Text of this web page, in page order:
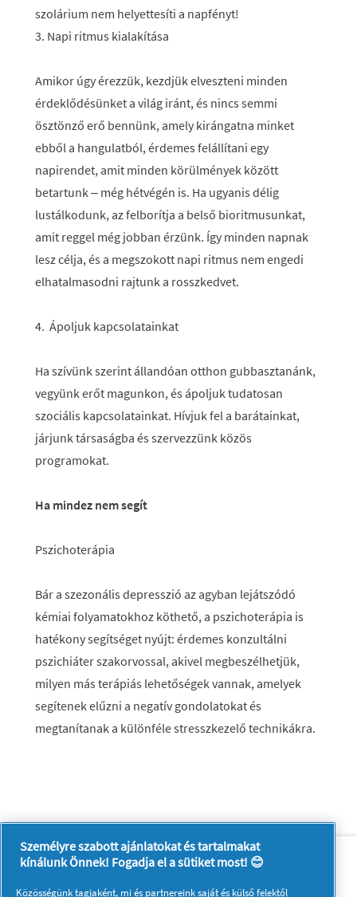
szolárium nem helyettesíti a napfényt!
3. Napi ritmus kialakítása
Amikor úgy érezzük, kezdjük elveszteni minden
érdeklődésünket a világ iránt, és nincs semmi
ösztönző erő bennünk, amely kirángatna minket
ebből a hangulatból, érdemes felállítani egy
napirendet, amit minden körülmények között
betartunk – még hétvégén is. Ha ugyanis délig
lustálkodunk, az felborítja a belső bioritmusunkat,
amit reggel még jobban érzünk. Így minden napnak
lesz célja, és a megszokott napi ritmus nem engedi
elhatalmasodni rajtunk a rosszkedvet.
4. Ápoljuk kapcsolatainkat
Ha szívünk szerint állandóan otthon gubbasztanánk,
vegyünk erőt magunkon, és ápoljuk tudatosan
szociális kapcsolatainkat. Hívjuk fel a barátainkat,
járjunk társaságba és szervezzünk közös
programokat.
Ha mindez nem segít
Pszichoterápia
Bár a szezonális depresszió az agyban lejátszódó
kémiai folyamatokhoz köthető, a pszichoterápia is
hatékony segítséget nyújt: érdemes konzultálni
pszichiáter szakorvossal, akivel megbeszélhetjük,
milyen más terápiás lehetőségek vannak, amelyek
segítenek elűzni a negatív gondolatokat és
megtanítanak a különféle stresszkezelő technikákra.
Rólunk
Kapcsolatfelvétel
A pg.com felkeresése
Személyre szabott ajánlatokat és tartalmakat
kínálunk Önnek! Fogadja el a sütiket most! 😊
Közösségünk tagjaként, mi és partnereinksaját és külső felektől